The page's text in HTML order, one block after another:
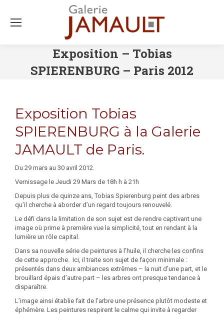
Exposition – Tobias
SPIERENBURG – Paris 2012
Exposition Tobias
SPIERENBURG à la Galerie
JAMAULT de Paris.
Du 29 mars au 30 avril 2012.
Vernissage le Jeudi 29 Mars de 18h h à 21h
Depuis plus de quinze ans, Tobias Spierenburg peint des arbres
qu’il cherche à aborder d’un regard toujours renouvelé.
Le défi dans la limitation de son sujet est de rendre captivant une
image où prime à première vue la simplicité, tout en rendant à la
lumière un rôle capital.
Dans sa nouvelle série de peintures à l’huile, il cherche les confins
de cette approche. Ici, il traite son sujet de façon minimale :
présentés dans deux ambiances extrêmes – la nuit d’une part, et le
brouillard épais d’autre part – les arbres ont presque tendance à
disparaître.
L’image ainsi établie fait de l’arbre une présence plutôt modeste et
éphémère. Les peintures respirent le calme qui invite à regarder